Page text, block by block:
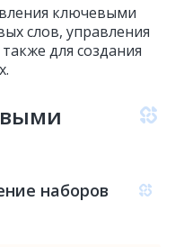
ключевыми
слов, управления
для создания
наборов